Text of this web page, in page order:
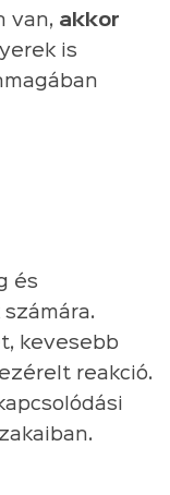
van, akkor
is
és
kevesebb
reakció.